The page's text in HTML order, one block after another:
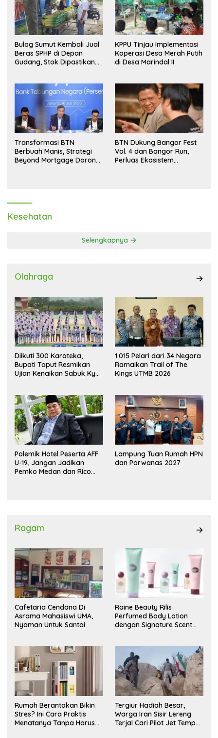
Bulog Sumut Kembali Jual
Beras SPHP di Depan
Gudang, Stok Dipastikan
KPPU Tinjau Implementasi
Koperasi Desa Merah Putih
di Desa Marindal II
Transformasi BTN
Berbuah Manis, Strategi
Beyond Mortgage Dorong
BTN Dukung Bangor Fest
Vol. 4 dan Bangor Run,
Perluas Ekosistem
Kesehatan
Selengkapnya
Olahraga
Diikuti 300 Karateka,
Bupati Taput Resmikan
Ujian Kenaikan Sabuk Kyu
1.015 Pelari dari 34 Negara
Ramaikan Trail of The
Kings UTMB 2026
Polemik Hotel Peserta AFF
U-19, Jangan Jadikan
Pemko Medan dan Rico
Lampung Tuan Rumah HPN
dan Porwanas 2027
Ragam
Cafetaria Cendana Di
Asrama Mahasiswi UMA,
Nyaman Untuk Santai
Raine Beauty Rilis
Perfumed Body Lotion
dengan Signature Scent
Rumah Berantakan Bikin
Stres? Ini Cara Praktis
Menatanya Tanpa Harus
Tergiur Hadiah Besar,
Warga Iran Sisir Lereng
Terjal Cari Pilot Jet Tempur